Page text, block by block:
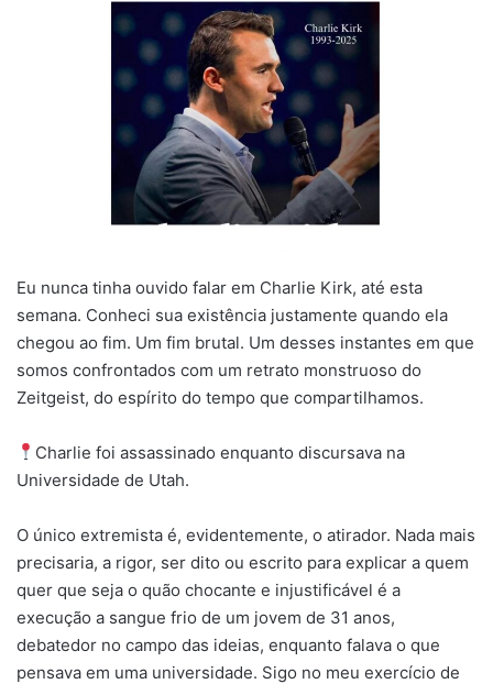
Eu nunca tinha ouvido falar em Charlie Kirk, até esta
semana. Conheci sua existência justamente quando ela
chegou ao fim. Um fim brutal. Um desses instantes em que
somos confrontados com um retrato monstruoso do
Zeitgeist, do espírito do tempo que compartilhamos.
Charlie foi assassinado enquanto discursava na
Universidade de Utah.
O único extremista é, evidentemente, o atirador. Nada mais
precisaria, a rigor, ser dito ou escrito para explicar a quem
quer que seja o quão chocante e injustificável é a
execução a sangue frio de um jovem de 31 anos,
debatedor no campo das ideias, enquanto falava o que
pensava em uma universidade. Sigo no meu exercício de